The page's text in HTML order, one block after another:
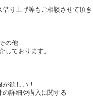
り上げ等もご相談させて頂
の他
しております。
欲しい！
の詳細や購入に関する